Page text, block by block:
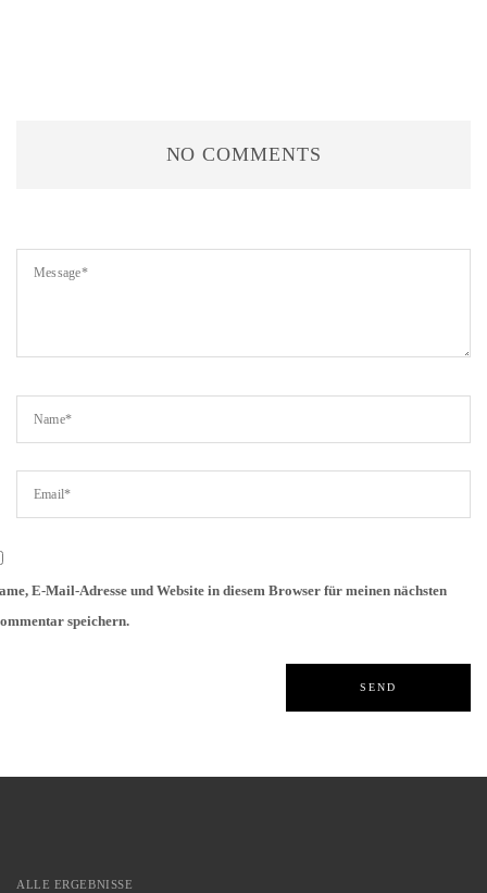
NO COMMENTS
E-Mail-Adresse und Website in diesem Browser für meinen nächsten
speichern.
ALLE ERGEBNISSE